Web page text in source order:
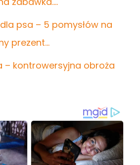
psa – 5 pomysłów na
prezent…
– kontrowersyjna obroża